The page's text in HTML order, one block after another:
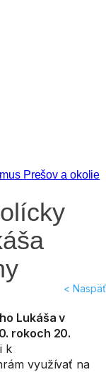
Prešov a okolie
< Naspäť
Lukáša v
rokoch 20.
k
využívať na